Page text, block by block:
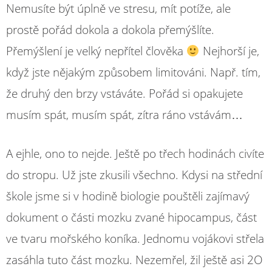
Nemusíte být úplně ve stresu, mít potíže, ale
prostě pořád dokola a dokola přemýšlíte.
Přemýšlení je velký nepřítel člověka
Nejhorší je,
když jste nějakým způsobem limitováni. Např. tím,
že druhý den brzy vstáváte. Pořád si opakujete
musím spát, musím spát, zítra ráno vstávám…
A ejhle, ono to nejde. Ještě po třech hodinách civíte
do stropu. Už jste zkusili všechno. Kdysi na střední
škole jsme si v hodině biologie pouštěli zajímavý
dokument o části mozku zvané hipocampus, část
ve tvaru mořského koníka. Jednomu vojákovi střela
zasáhla tuto část mozku. Nezemřel, žil ještě asi 2O